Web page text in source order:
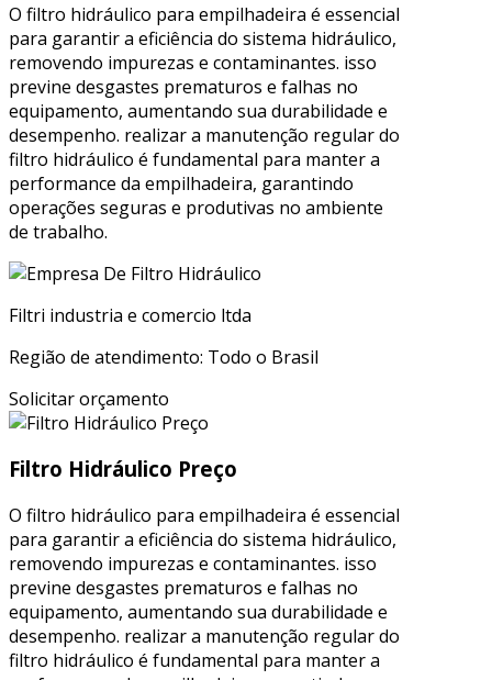
O filtro hidráulico para empilhadeira é essencial
para garantir a eficiência do sistema hidráulico,
removendo impurezas e contaminantes. isso
previne desgastes prematuros e falhas no
equipamento, aumentando sua durabilidade e
desempenho. realizar a manutenção regular do
filtro hidráulico é fundamental para manter a
performance da empilhadeira, garantindo
operações seguras e produtivas no ambiente
de trabalho.
Filtri industria e comercio ltda
Região de atendimento: Todo o Brasil
Solicitar orçamento
Filtro Hidráulico Preço
O filtro hidráulico para empilhadeira é essencial
para garantir a eficiência do sistema hidráulico,
removendo impurezas e contaminantes. isso
previne desgastes prematuros e falhas no
equipamento, aumentando sua durabilidade e
desempenho. realizar a manutenção regular do
filtro hidráulico é fundamental para manter a